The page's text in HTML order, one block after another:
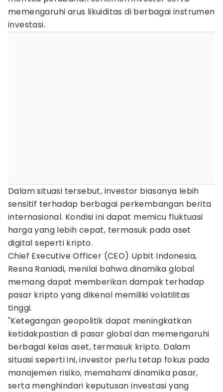
memengaruhi arus likuiditas di berbagai instrumen
investasi.
Dalam situasi tersebut, investor biasanya lebih
sensitif terhadap berbagai perkembangan berita
internasional. Kondisi ini dapat memicu fluktuasi
harga yang lebih cepat, termasuk pada aset
digital seperti kripto.
Chief Executive Officer (CEO) Upbit Indonesia,
Resna Raniadi, menilai bahwa dinamika global
memang dapat memberikan dampak terhadap
pasar kripto yang dikenal memiliki volatilitas
tinggi.
"Ketegangan geopolitik dapat meningkatkan
ketidakpastian di pasar global dan memengaruhi
berbagai kelas aset, termasuk kripto. Dalam
situasi seperti ini, investor perlu tetap fokus pada
manajemen risiko, memahami dinamika pasar,
serta menghindari keputusan investasi yang